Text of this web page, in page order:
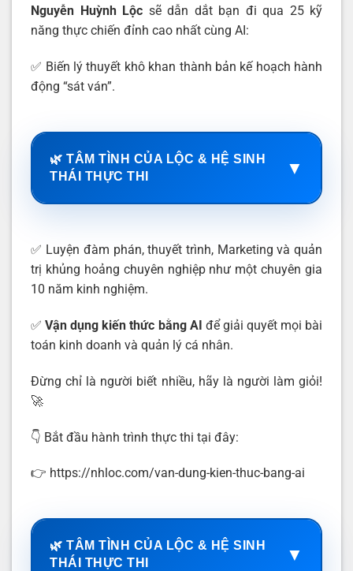
Nguyễn Huỳnh Lộc sẽ dẫn dắt bạn đi qua 25 kỹ
năng thực chiến đỉnh cao nhất cùng AI:
✅ Biến lý thuyết khô khan thành bản kế hoạch hành
động “sát ván”.
🌿 TÂM TÌNH CỦA LỘC & HỆ SINH
THÁI THỰC THI
▼
✅ Luyện đàm phán, thuyết trình, Marketing và quản
trị khủng hoảng chuyên nghiệp như một chuyên gia
10 năm kinh nghiệm.
✅Vận dụng kiến thức bằng AI để giải quyết mọi bài
toán kinh doanh và quản lý cá nhân.
Đừng chỉ là người biết nhiều, hãy là người làm giỏi!
🚀
👇 Bắt đầu hành trình thực thi tại đây:
👉 https://nhloc.com/van-dung-kien-thuc-bang-ai
🌿 TÂM TÌNH CỦA LỘC & HỆ SINH
THÁI THỰC THI
▼